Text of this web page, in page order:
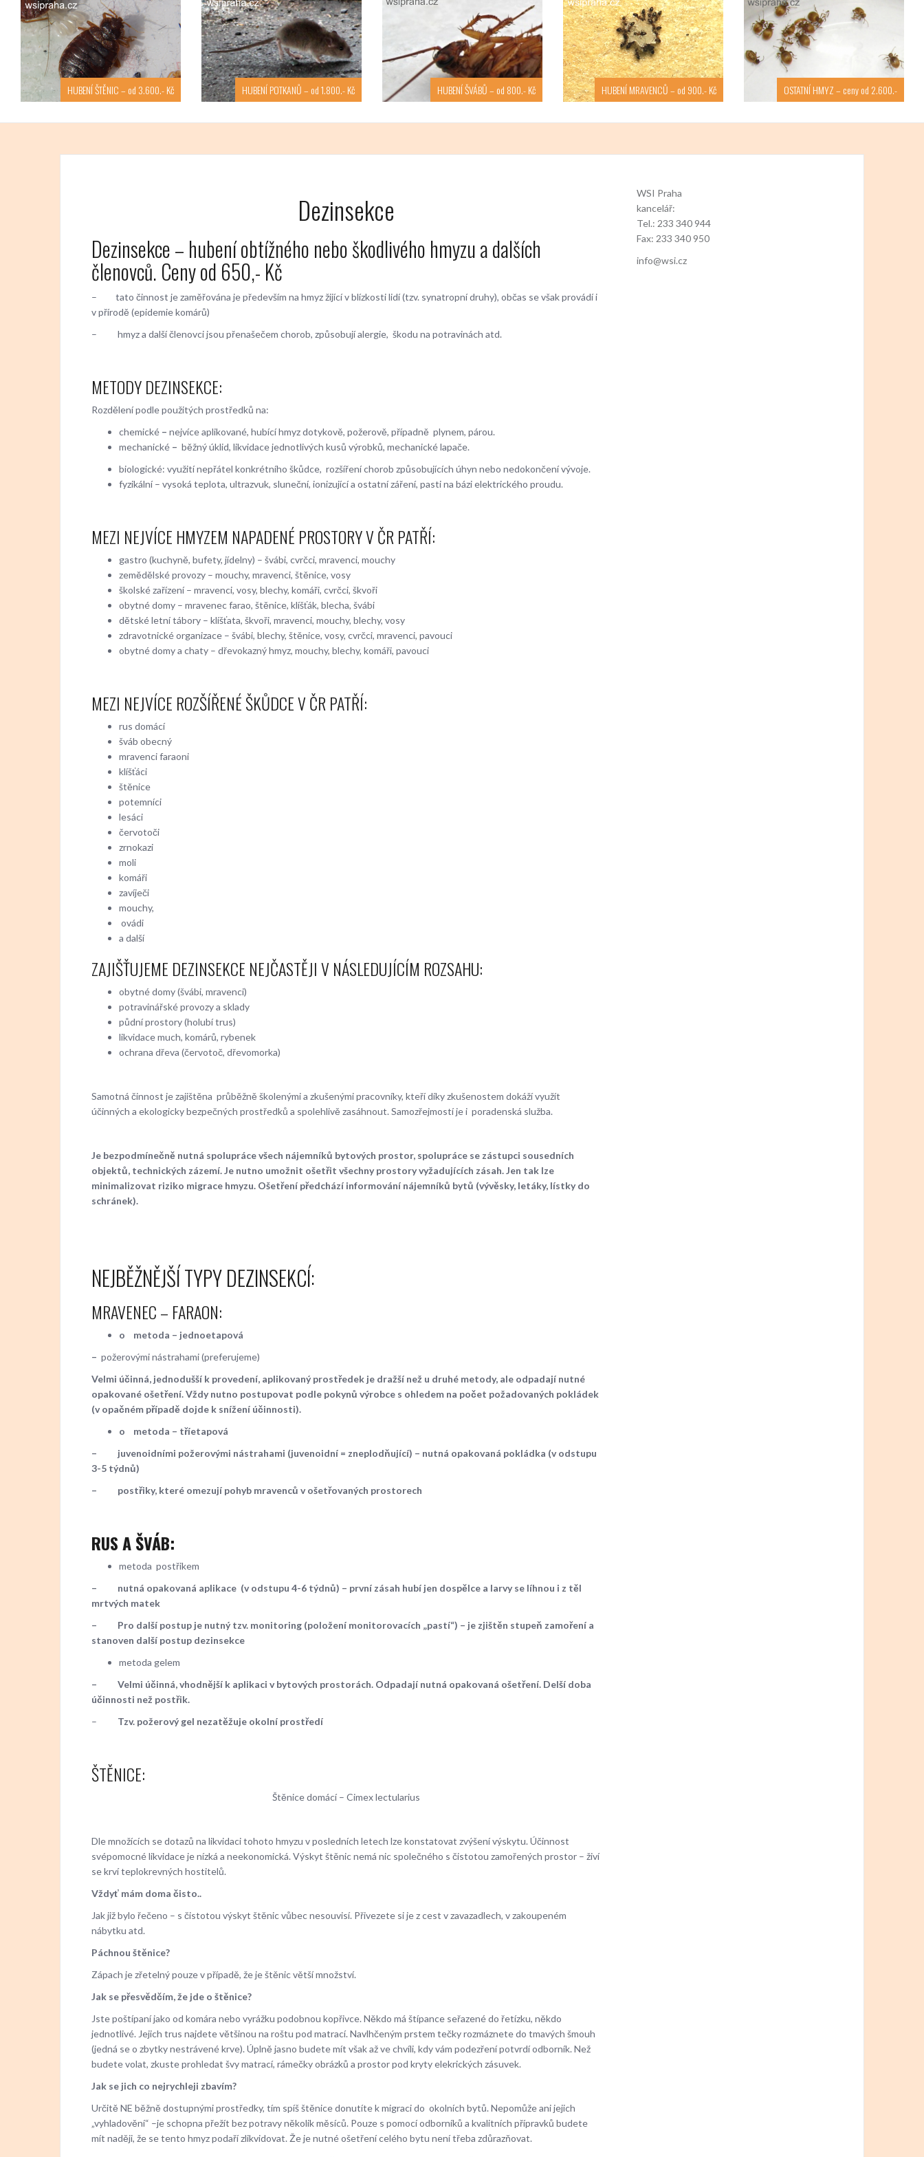
HUBENÍ ŠTĚNIC – od 3.600.- Kč HUBENÍ POTKANŮ – od 1.800.- Kč HUBENÍ ŠVÁBŮ – od 800.- Kč HUBENÍ MRAVENCŮ – od 900.- Kč OSTATNÍ HMYZ – ceny od 2.600.-
Dezinsekce
Dezinsekce – hubení obtížného nebo škodlivého hmyzu a dalších
členovců. Ceny od 650,- Kč
– tato činnost je zaměřována je především na hmyz žijící v blízkosti lidí (tzv. synatropní druhy), občas se však provádí i
v přírodě (epidemie komárů)
– hmyz a další členovci jsou přenašečem chorob, způsobují alergie, škodu na potravinách atd.
METODY DEZINSEKCE:
Rozdělení podle použitých prostředků na:
chemické – nejvíce aplikované, hubící hmyz dotykově, požerově, případně plynem, párou.
mechanické – běžný úklid, likvidace jednotlivých kusů výrobků, mechanické lapače.
biologické: využití nepřátel konkrétního škůdce, rozšíření chorob způsobujících úhyn nebo nedokončení vývoje.
fyzikální – vysoká teplota, ultrazvuk, sluneční, ionizující a ostatní záření, pasti na bázi elektrického proudu.
MEZI NEJVÍCE HMYZEM NAPADENÉ PROSTORY V ČR PATŘÍ:
gastro (kuchyně, bufety, jídelny) – švábi, cvrčci, mravenci, mouchy
zemědělské provozy – mouchy, mravenci, štěnice, vosy
školské zařízení – mravenci, vosy, blechy, komáři, cvrčci, škvoři
obytné domy – mravenec farao, štěnice, klíšťák, blecha, švábi
dětské letní tábory – klíšťata, škvoři, mravenci, mouchy, blechy, vosy
zdravotnické organizace – švábi, blechy, štěnice, vosy, cvrčci, mravenci, pavouci
obytné domy a chaty – dřevokazný hmyz, mouchy, blechy, komáři, pavouci
MEZI NEJVÍCE ROZŠÍŘENÉ ŠKŮDCE V ČR PATŘÍ:
rus domácí
šváb obecný
mravenci faraoni
klíšťáci
štěnice
potemníci
lesáci
červotoči
zrnokazi
moli
komáři
zavíječi
mouchy,
ovádi
a další
ZAJIŠŤUJEME DEZINSEKCE NEJČASTĚJI V NÁSLEDUJÍCÍM ROZSAHU:
obytné domy (švábi, mravenci)
potravinářské provozy a sklady
půdní prostory (holubí trus)
likvidace much, komárů, rybenek
ochrana dřeva (červotoč, dřevomorka)
Samotná činnost je zajištěna průběžně školenými a zkušenými pracovníky, kteří díky zkušenostem dokáží využít
účinných a ekologicky bezpečných prostředků a spolehlivě zasáhnout. Samozřejmostí je i poradenská služba.
Je bezpodmínečně nutná spolupráce všech nájemníků bytových prostor, spolupráce se zástupci sousedních
objektů, technických zázemí. Je nutno umožnit ošetřit všechny prostory vyžadujících zásah. Jen tak lze
minimalizovat riziko migrace hmyzu. Ošetření předchází informování nájemníků bytů (vývěsky, letáky, lístky do
schránek).
NEJBĚŽNĚJŠÍ TYPY DEZINSEKCÍ:
MRAVENEC – FARAON:
o metoda – jednoetapová
– požerovými nástrahami (preferujeme)
Velmi účinná, jednodušší k provedení, aplikovaný prostředek je dražší než u druhé metody, ale odpadají nutné
opakované ošetření. Vždy nutno postupovat podle pokynů výrobce s ohledem na počet požadovaných pokládek
(v opačném případě dojde k snížení účinnosti).
o metoda – tříetapová
– juvenoidními požerovými nástrahami (juvenoidní = zneplodňující) – nutná opakovaná pokládka (v odstupu
3-5 týdnů)
– postřiky, které omezují pohyb mravenců v ošetřovaných prostorech
RUS A ŠVÁB:
metoda postřikem
– nutná opakovaná aplikace (v odstupu 4-6 týdnů) – první zásah hubí jen dospělce a larvy se líhnou i z těl
mrtvých matek
– Pro další postup je nutný tzv. monitoring (položení monitorovacích „pastí“) – je zjištěn stupeň zamoření a
stanoven další postup dezinsekce
metoda gelem
– Velmi účinná, vhodnější k aplikaci v bytových prostorách. Odpadají nutná opakovaná ošetření. Delší doba
účinnosti než postřik.
– Tzv. požerový gel nezatěžuje okolní prostředí
ŠTĚNICE:
Štěnice domácí – Cimex lectularius
Dle množících se dotazů na likvidaci tohoto hmyzu v posledních letech lze konstatovat zvýšení výskytu. Účinnost
svépomocné likvidace je nízká a neekonomická. Výskyt štěnic nemá nic společného s čistotou zamořených prostor – živí
se krví teplokrevných hostitelů.
Vždyť mám doma čisto..
Jak již bylo řečeno – s čistotou výskyt štěnic vůbec nesouvisí. Přivezete si je z cest v zavazadlech, v zakoupeném
nábytku atd.
Páchnou štěnice?
Zápach je zřetelný pouze v případě, že je štěnic větší množství.
Jak se přesvědčím, že jde o štěnice?
Jste poštípaní jako od komára nebo vyrážku podobnou kopřivce. Někdo má štípance seřazené do řetízku, někdo
jednotlivé. Jejich trus najdete většinou na roštu pod matrací. Navlhčeným prstem tečky rozmáznete do tmavých šmouh
(jedná se o zbytky nestrávené krve). Úplně jasno budete mít však až ve chvíli, kdy vám podezření potvrdí odborník. Než
budete volat, zkuste prohledat švy matrací, rámečky obrázků a prostor pod kryty elekrických zásuvek.
Jak se jich co nejrychleji zbavím?
Určitě NE běžně dostupnými prostředky, tím spíš štěnice donutíte k migraci do okolních bytů. Nepomůže ani jejich
„vyhladovění“ –je schopna přežít bez potravy několik měsíců. Pouze s pomocí odborníků a kvalitních přípravků budete
mít naději, že se tento hmyz podaří zlikvidovat. Že je nutné ošetření celého bytu není třeba zdůrazňovat.
WSI Praha
kancelář:
Tel.: 233 340 944
Fax: 233 340 950
info@wsi.cz